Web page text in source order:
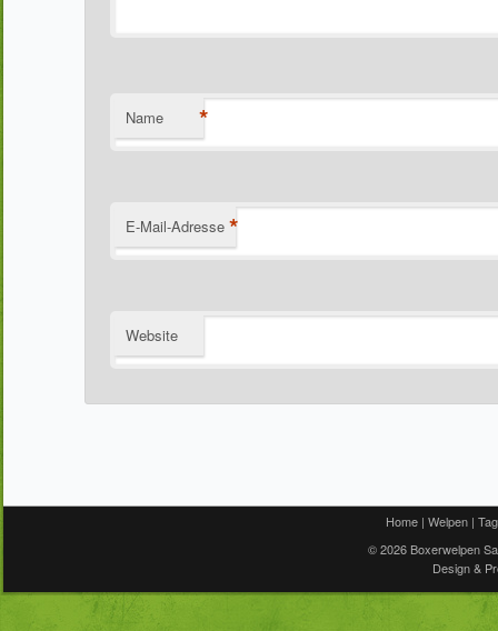
Name *
E-Mail-Adresse *
Website
Home | Welpen |
© 2026 Boxerwelpen
Design &